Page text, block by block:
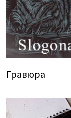
Гравюра